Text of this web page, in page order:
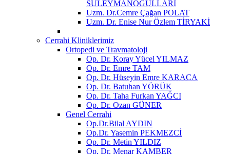
SÜLEYMANOĞULLARI
Uzm. Dr.Cemre Çağan POLAT
Uzm. Dr. Enise Nur Özlem TİRYAKİ
Cerrahi Kliniklerimiz
Ortopedi ve Travmatoloji
Op. Dr. Koray Yücel YILMAZ
Op. Dr. Emre TAM
Op. Dr. Hüseyin Emre KARACA
Op. Dr. Batuhan YÖRÜK
Op. Dr. Taha Furkan YAĞCI
Op. Dr. Ozan GÜNER
Genel Cerrahi
Op.Dr.Bilal AYDIN
Op.Dr. Yasemin PEKMEZCİ
Op. Dr. Metin YILDIZ
Op. Dr. Menar KAMBER